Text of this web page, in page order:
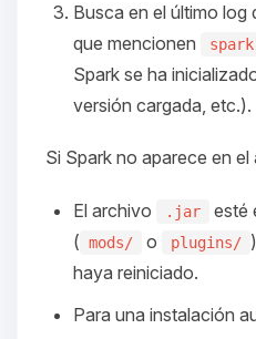
Busca en el último log
que mencionen
spark
Spark se ha
versión cargada, etc.).
Si Spark no aparece en el
El archivo .jar
esté
( mods/ o plugins/
haya reiniciado.
Para una instalación
Yupi, por fin